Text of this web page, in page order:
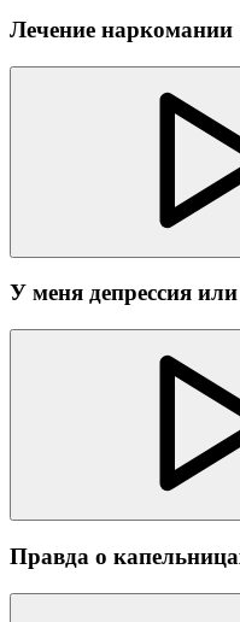
Лечение наркомании
У меня депрессия
Правда о